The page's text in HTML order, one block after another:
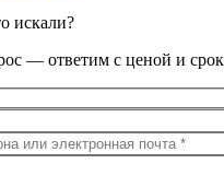
искали?
— ответим с ценой и